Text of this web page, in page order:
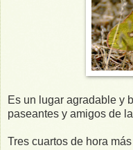
Es un lugar agradable y
paseantes y amigos de
Tres cuartos de hora